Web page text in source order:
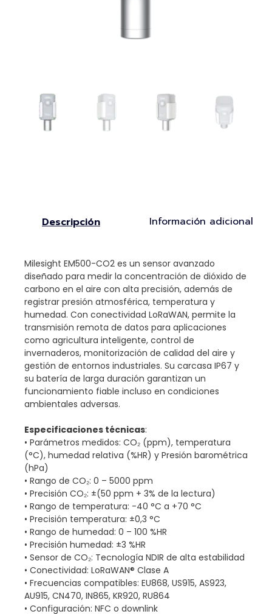
Descripción Información adicional
Milesight EM500-CO2 es un sensor avanzado
diseñado para medir la concentración de dióxido de
carbono en el aire con alta precisión, además de
registrar presión atmosférica, temperatura y
humedad. Con conectividad LoRaWAN, permite la
transmisión remota de datos para aplicaciones
como agricultura inteligente, control de
invernaderos, monitorización de calidad del aire y
gestión de entornos industriales. Su carcasa IP67 y
su batería de larga duración garantizan un
funcionamiento fiable incluso en condiciones
ambientales adversas.
Especificaciones técnicas:
• Parámetros medidos: CO₂ (ppm), temperatura
(°C), humedad relativa (%HR) y Presión barométrica
(hPa)
• Rango de CO₂: 0 – 5000 ppm
• Precisión CO₂: ±(50 ppm + 3% de la lectura)
• Rango de temperatura: -40 °C a +70 °C
• Precisión temperatura: ±0,3 °C
• Rango de humedad: 0 – 100 %HR
• Precisión humedad: ±3 %HR
• Sensor de CO₂: Tecnología NDIR de alta estabilidad
• Conectividad: LoRaWAN® Clase A
• Frecuencias compatibles: EU868, US915, AS923,
AU915, CN470, IN865, KR920, RU864
• Configuración: NFC o downlink